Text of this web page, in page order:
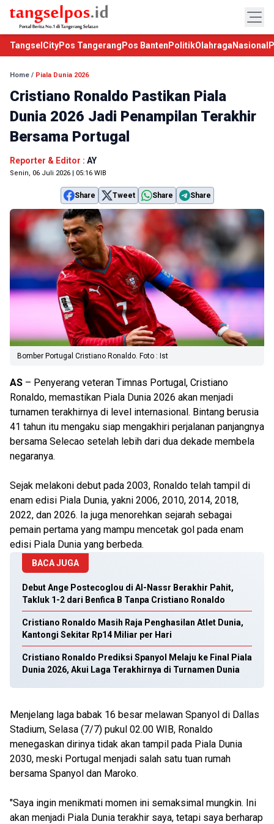
TangselCityPos Tangerang Pos Banten PolitikOlahraga Nasional
Home / Piala Dunia 2026
Cristiano Ronaldo Pastikan Piala
Dunia 2026 Jadi Penampilan Terakhir
Bersama Portugal
Reporter & Editor : AY
Senin, 06 Juli 2026 | 05:16 WIB
Share Tweet Share Share
Bomber Portugal Cristiano Ronaldo. Foto : Ist
AS – Penyerang veteran Timnas Portugal, Cristiano
Ronaldo, memastikan Piala Dunia 2026 akan menjadi
turnamen terakhirnya di level internasional. Bintang berusia
41 tahun itu mengaku siap mengakhiri perjalanan panjangnya
bersama Selecao setelah lebih dari dua dekade membela
negaranya.
Sejak melakoni debut pada 2003, Ronaldo telah tampil di
enam edisi Piala Dunia, yakni 2006, 2010, 2014, 2018,
2022, dan 2026. Ia juga menorehkan sejarah sebagai
pemain pertama yang mampu mencetak gol pada enam
edisi Piala Dunia yang berbeda.
BACA JUGA
Debut Ange Postecoglou di Al-Nassr Berakhir Pahit,
Takluk 1-2 dari Benfica B Tanpa Cristiano Ronaldo
Cristiano Ronaldo Masih Raja Penghasilan Atlet Dunia,
Kantongi Sekitar Rp14 Miliar per Hari
Cristiano Ronaldo Prediksi Spanyol Melaju ke Final Piala
Dunia 2026, Akui Laga Terakhirnya di Turnamen Dunia
Menjelang laga babak 16 besar melawan Spanyol di Dallas
Stadium, Selasa (7/7) pukul 02.00 WIB, Ronaldo
menegaskan dirinya tidak akan tampil pada Piala Dunia
2030, meski Portugal menjadi salah satu tuan rumah
bersama Spanyol dan Maroko.
"Saya ingin menikmati momen ini semaksimal mungkin. Ini
akan menjadi Piala Dunia terakhir saya, tetapi saya berharap